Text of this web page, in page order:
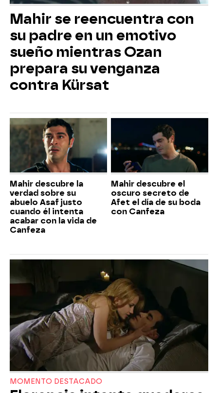
Mahir se reencuentra con
su padre en un emotivo
sueño mientras Ozan
prepara su venganza
contra Kürsat
Mahir descubre la
verdad sobre su
abuelo Asaf justo
cuando él intenta
acabar con la vida de
Canfeza
Mahir descubre el
oscuro secreto de
Afet el día de su boda
con Canfeza
MOMENTO DESTACADO